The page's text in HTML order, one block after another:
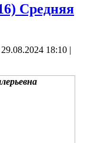
Средняя
18:10 |